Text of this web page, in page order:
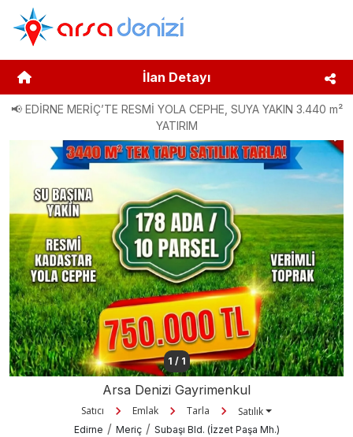
İlan Detayı
📢 EDİRNE MERİÇ’TE RESMİ YOLA CEPHE, SUYA YAKIN 3.440 m²
YATIRIM
1 / 1
Arsa Denizi Gayrimenkul
Satıcı Emlak Tarla Satılık
Edirne / Meriç/ Subaşı Bld. (İzzet Paşa Mh.)